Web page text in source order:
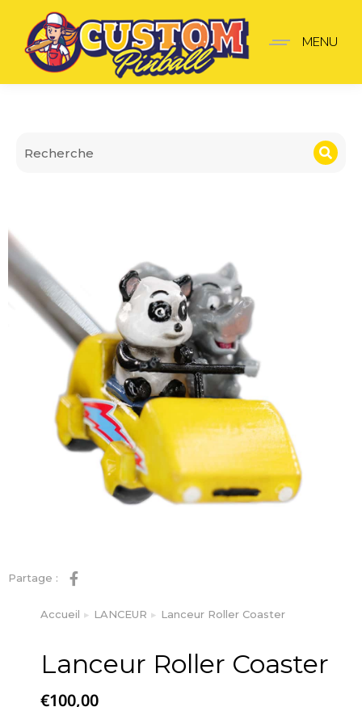
Lanceur Roller Coaster
MENU
Partage :
Vous êtes ici :
Accueil LANCEUR Lanceur Roller Coaster
Lanceur Roller Coaster
€100,00